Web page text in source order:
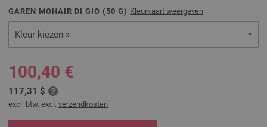
GAREN MOHAIR DI GIO ( 50 G) Kleurkaart weergeven
Kleur kiezen »
100,40 €
117,31 $
excl. btw, excl. verzendkosten